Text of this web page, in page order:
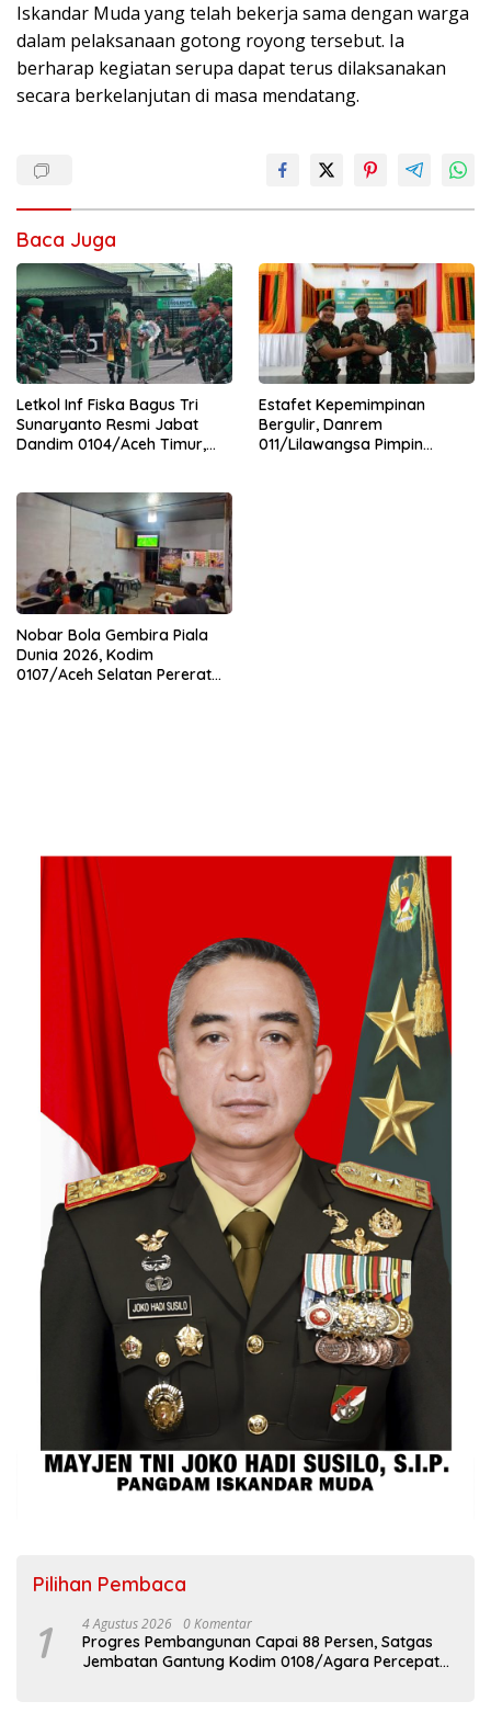
Iskandar Muda yang telah bekerja sama dengan warga
dalam pelaksanaan gotong royong tersebut. Ia
berharap kegiatan serupa dapat terus dilaksanakan
secara berkelanjutan di masa mendatang.
Baca Juga
Letkol Inf Fiska Bagus Tri
Sunaryanto Resmi Jabat
Dandim 0104/Aceh Timur,
0104/Atim
Estafet Kepemimpinan
Bergulir, Danrem
011/Lilawangsa Pimpin
Nobar Bola Gembira Piala
Dunia 2026, Kodim
0107/Aceh Selatan Pererat
Pilihan Pembaca
1 4 Agustus 2026 0 Komentar
Progres Pembangunan Capai 88 Persen, Satgas
Jembatan Gantung Kodim 0108/Agara Percepat